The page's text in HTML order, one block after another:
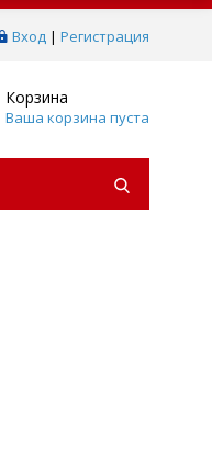
Вход | Регистрация
Корзина
Ваша корзина пуста